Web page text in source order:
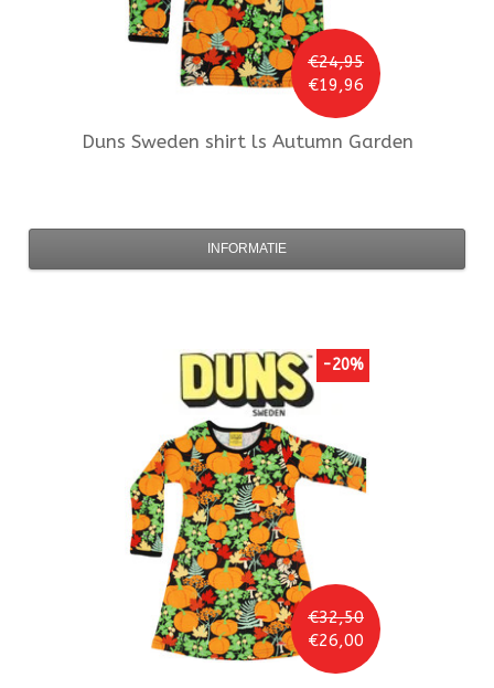
€24,95
€19,96
Duns Sweden shirt ls Autumn Garden
INFORMATIE
€32,50
€26,00
-20%